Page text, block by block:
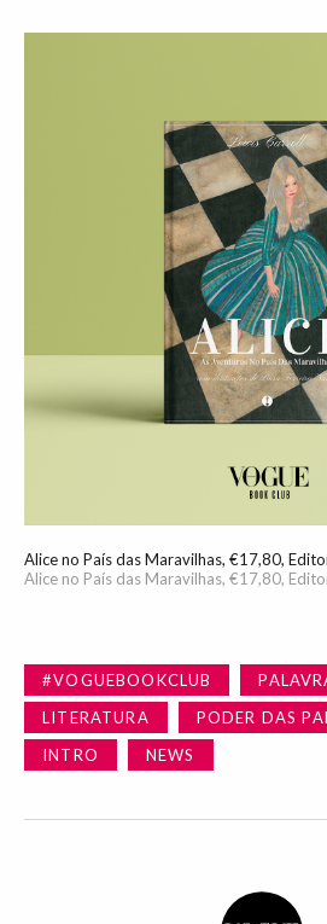
Alice no País das Maravilhas, €17,80,
Alice no País das Maravilhas, €17,80,
#VOGUEBOOKCLUB
LITERATURA
PODER DAS
INTRO
NEWS